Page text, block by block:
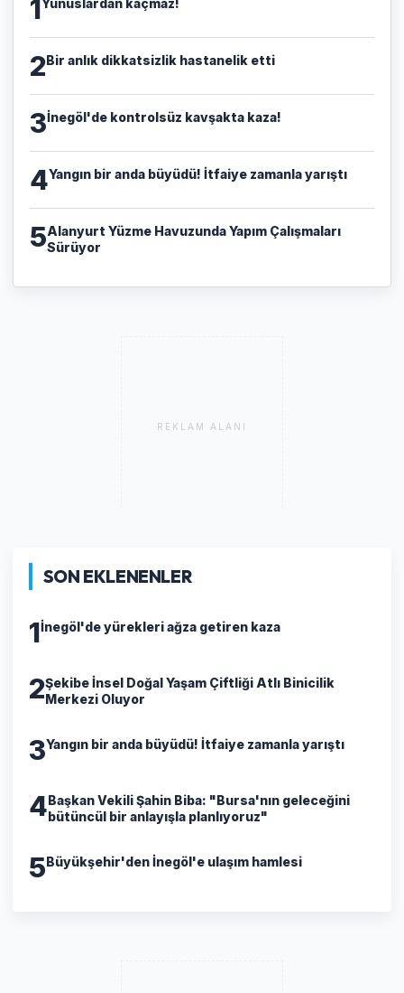
1 Yunuslardan kaçmaz!
2Bir anlık dikkatsizlik hastanelik etti
3İnegöl'de kontrolsüz kavşakta kaza!
4Yangın bir anda büyüdü! İtfaiye zamanla yarıştı
5Alanyurt Yüzme Havuzunda Yapım Çalışmaları
Sürüyor
REKLAM ALANI
SON EKLENENLER
1İnegöl'de yürekleri ağza getiren kaza
2Şekibe İnsel Doğal Yaşam Çiftliği Atlı Binicilik
Merkezi Oluyor
3Yangın bir anda büyüdü! İtfaiye zamanla yarıştı
4Başkan Vekili Şahin Biba: "Bursa'nın geleceğini
bütüncül bir anlayışla planlıyoruz"
5Büyükşehir'den İnegöl'e ulaşım hamlesi